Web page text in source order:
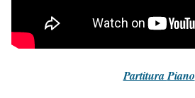
PartituraPiano